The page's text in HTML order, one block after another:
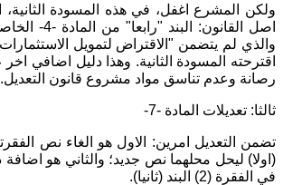
ولكن المشرع اغفل، في هذه المسودة
اصل القانون:
والذي لم يتضمن "الاقتراض لتمويل
اقترحته المسودة الثانية. وهذا دليل اضافي
رصانة وعدم تناسق مواد مشروع قانون التعديل.
ثالثا: تعديلات المادة -7-
(اولا) ليحل محلهما نص جديد؛ والثاني هو اضافة
في الفقرة (2) البند (ثانيا).